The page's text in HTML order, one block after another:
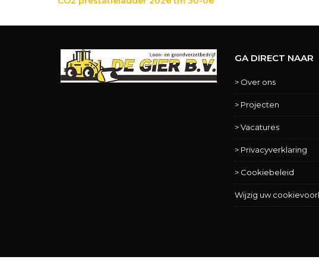
GA DIRECT NAAR
> Over ons
> Projecten
> Vacatures
> Privacyverklaring
> Cookiebeleid
Wijzig uw